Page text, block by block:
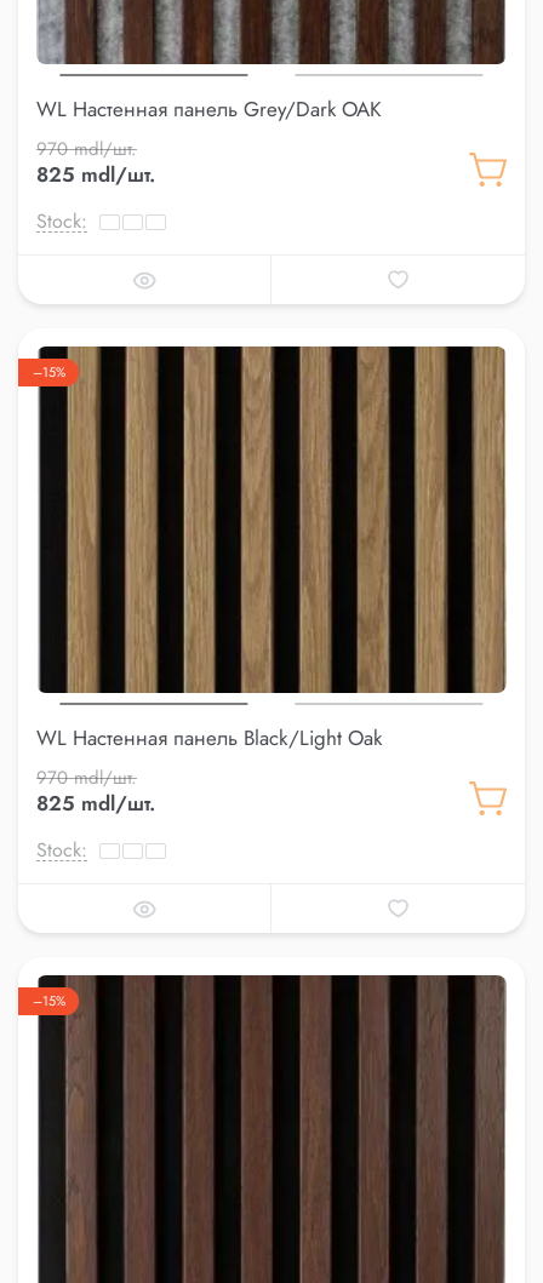
WL Настенная панель Grey/Dark OAK
970 mdl/шт.
825 mdl/шт.
Stock:
–15%
WL Настенная панель Black/Light Oak
970 mdl/шт.
825 mdl/шт.
Stock:
–15%